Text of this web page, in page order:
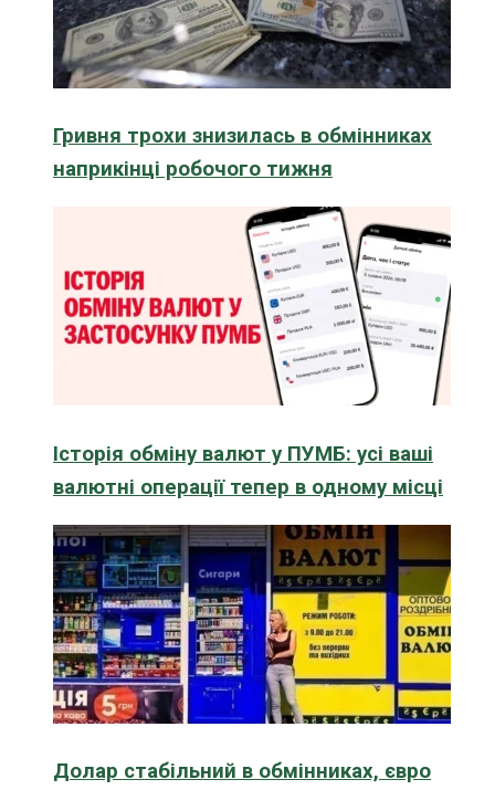
Гривня трохи знизилась в обмінниках
наприкінці робочого тижня
Історія обміну валют у ПУМБ: усі ваші
валютні операції тепер в одному місці
Долар стабільний в обмінниках, євро